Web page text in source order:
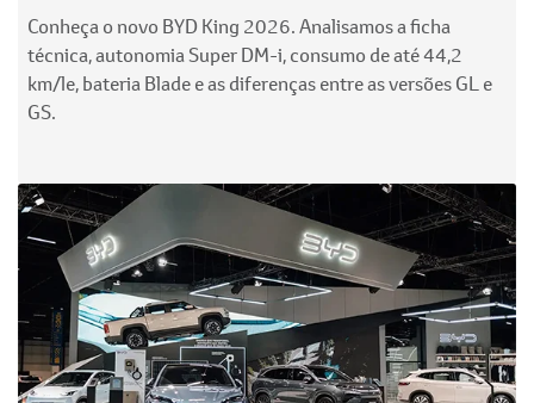
Conheça o novo BYD King 2026. Analisamos a ficha
técnica, autonomia Super DM-i, consumo de até 44,2
km/le, bateria Blade e as diferenças entre as versões GL e
GS.